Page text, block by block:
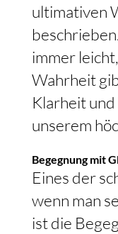
ultimativen
immer
Wahrheit
Klarheit
unserem
Begegnung mit
Eines der
wenn man
ist die